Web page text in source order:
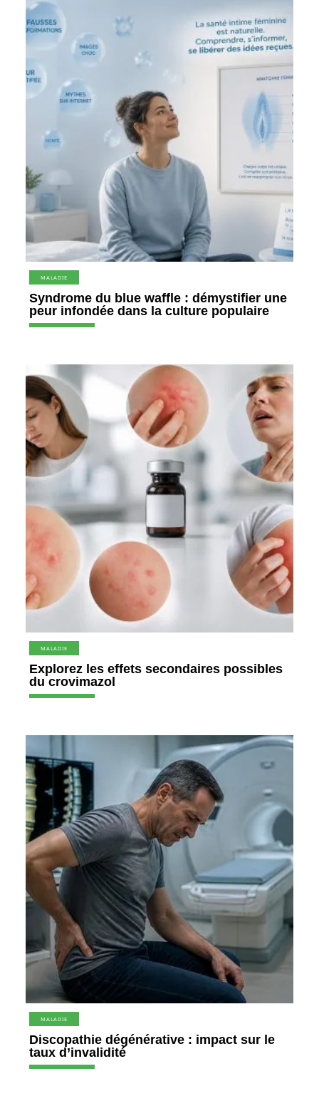
MALADIE
Syndrome du blue waffle : démystifier une
peur infondée dans la culture populaire
MALADIE
Explorez les effets secondaires possibles
du crovimazol
MALADIE
Discopathie dégénérative : impact sur le
taux d’invalidité